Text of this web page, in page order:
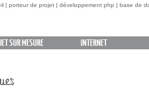
| porteur de projet | développement php | base de
SUR MESURE INTERNET